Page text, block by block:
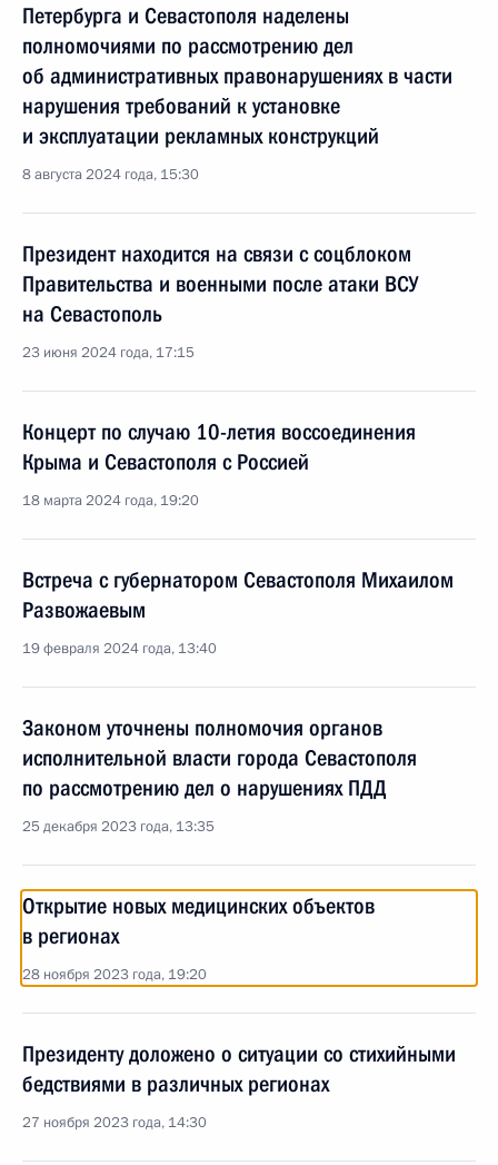
Петербурга и Севастополя наделены
полномочиями по рассмотрению дел
об административных правонарушениях в части
нарушения требований к установке
и эксплуатации рекламных конструкций
8 августа 2024 года, 15:30
Президент находится на связи с соцблоком
Правительства и военными после атаки ВСУ
на Севастополь
23 июня 2024 года, 17:15
Концерт по случаю 10-летия воссоединения
Крыма и Севастополя с Россией
18 марта 2024 года, 19:20
Встреча с губернатором Севастополя Михаилом
Развожаевым
19 февраля 2024 года, 13:40
Законом уточнены полномочия органов
исполнительной власти города Севастополя
по рассмотрению дел о нарушениях ПДД
25 декабря 2023 года, 13:35
Открытие новых медицинских объектов
в регионах
28 ноября 2023 года, 19:20
Президенту доложено о ситуации со стихийными
бедствиями в различных регионах
27 ноября 2023 года, 14:30